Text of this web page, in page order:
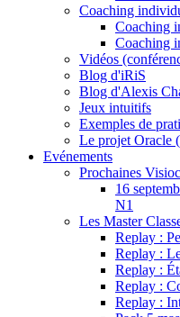
Coaching
Coaching
Coaching
Vidéos
Blog d'iRiS
Blog d'Alexis
Jeux intuitifs
Exemples de
Le projet Oracle
Evénements
Prochaines
16
N1
Les Master
Replay :
Replay :
Replay :
Replay :
Replay :